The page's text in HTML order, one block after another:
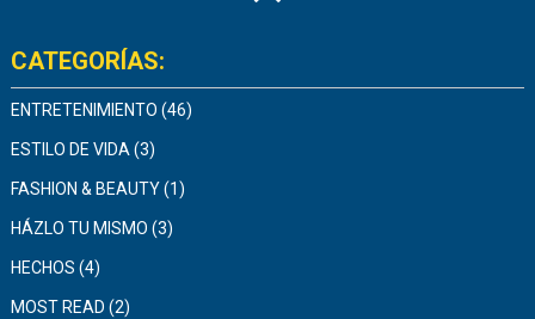
CATEGORÍAS:
ENTRETENIMIENTO (46)
ESTILO DE VIDA(3)
FASHION & BEAUTY(1)
HÁZLO TU MISMO (3)
HECHOS (4)
MOST READ (2)